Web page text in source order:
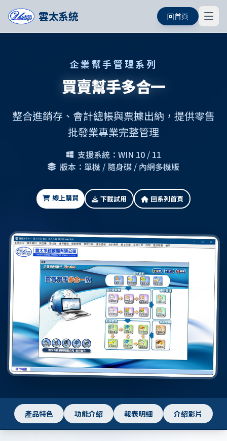
雲太系統 回首頁
企業幫手管理系列
買賣幫手多合一
整合進銷存、會計總帳與票據出納，提供零售
批發業專業完整管理
支援系統：WIN 10 / 11
版本：單機 / 隨身碟 / 內網多機版
線上購買 下載試用 回系列首頁
產品特色 功能介紹 報表明細 介紹影片